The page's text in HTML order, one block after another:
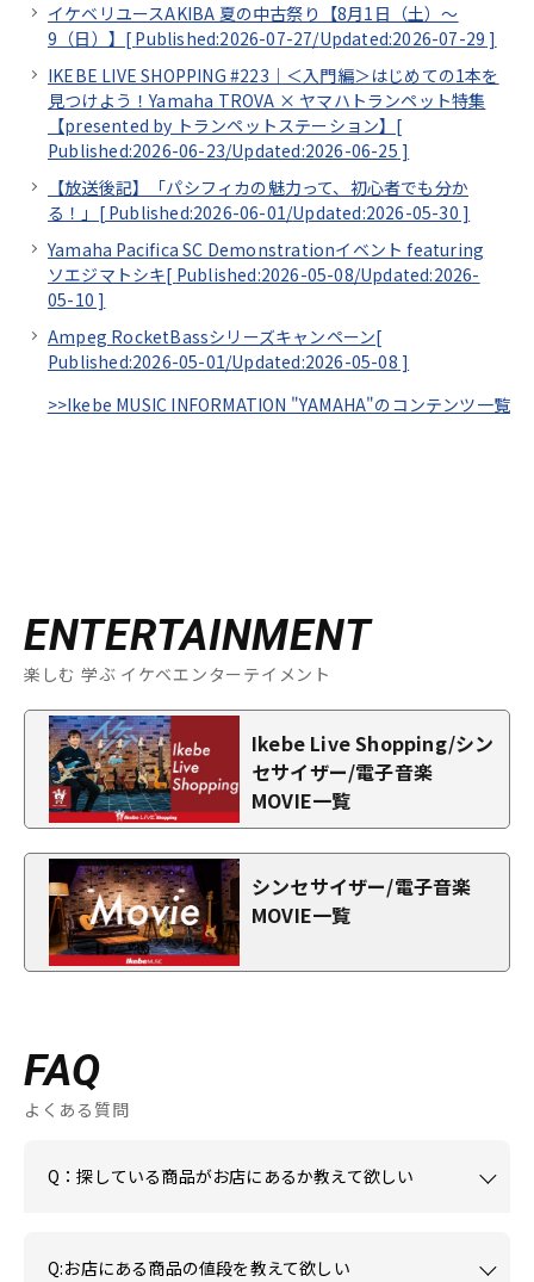
イケベリユースAKIBA 夏の中古祭り【8月1日（土）～
9（日）】[ Published:2026-07-27/Updated:2026-07-29 ]
IKEBE LIVE SHOPPING #223｜＜入門編＞はじめての1本を
見つけよう！Yamaha TROVA × ヤマハトランペット特集
【presented by トランペットステーション】[
Published:2026-06-23/Updated:2026-06-25 ]
【放送後記】「パシフィカの魅力って、初心者でも分か
る！」[ Published:2026-06-01/Updated:2026-05-30 ]
Yamaha Pacifica SC Demonstrationイベント featuring
ソエジマトシキ[ Published:2026-05-08/Updated:2026-
05-10 ]
Ampeg RocketBassシリーズキャンペーン[
Published:2026-05-01/Updated:2026-05-08 ]
>>Ikebe MUSIC INFORMATION "YAMAHA"のコンテンツ一覧
ENTERTAINMENT
楽しむ 学ぶ イケベエンターテイメント
Ikebe Live Shopping/シン
セサイザー/電子音楽
MOVIE一覧
シンセサイザー/電子音楽
MOVIE一覧
FAQ
よくある質問
Q：探している商品がお店にあるか教えて欲しい
Q:お店にある商品の値段を教えて欲しい